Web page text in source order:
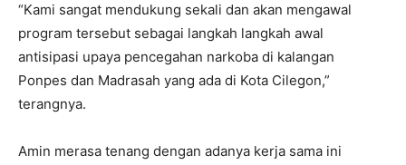
“Kami sangat mendukung sekali dan akan mengawal
program tersebut sebagai langkah langkah awal
antisipasi upaya pencegahan narkoba di kalangan
Ponpes dan Madrasah yang ada di Kota Cilegon,”
terangnya.
Amin merasa tenang dengan adanya kerja sama ini